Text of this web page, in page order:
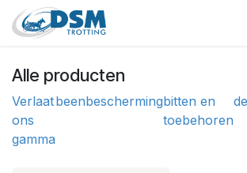
Overslaan naar inhoud
Alle producten
Verlaat
ons
gamma
beenbeschermingbitten en
toebehoren